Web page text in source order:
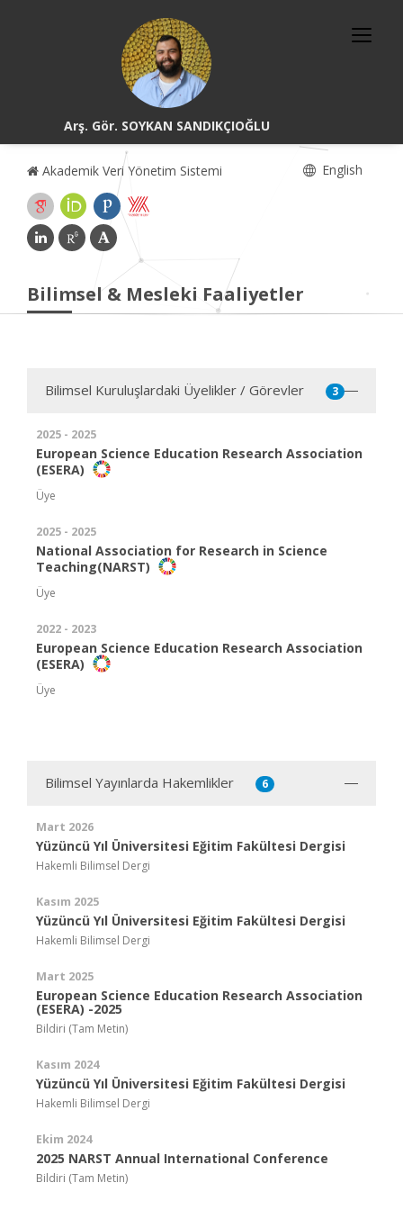
Arş. Gör. SOYKAN SANDIKÇIOĞLU
Akademik Veri Yönetim Sistemi English
Bilimsel & Mesleki Faaliyetler
Bilimsel Kuruluşlardaki Üyelikler / Görevler 3
2025 - 2025
European Science Education Research Association
(ESERA)
Üye
2025 - 2025
National Association for Research in Science
Teaching(NARST)
Üye
2022 - 2023
European Science Education Research Association
(ESERA)
Üye
Bilimsel Yayınlarda Hakemlikler 6
Mart 2026
Yüzüncü Yıl Üniversitesi Eğitim Fakültesi Dergisi
Hakemli Bilimsel Dergi
Kasım 2025
Yüzüncü Yıl Üniversitesi Eğitim Fakültesi Dergisi
Hakemli Bilimsel Dergi
Mart 2025
European Science Education Research Association
(ESERA) -2025
Bildiri (Tam Metin)
Kasım 2024
Yüzüncü Yıl Üniversitesi Eğitim Fakültesi Dergisi
Hakemli Bilimsel Dergi
Ekim 2024
2025 NARST Annual International Conference
Bildiri (Tam Metin)